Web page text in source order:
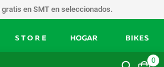
gratis en SMT en seleccionados.
0